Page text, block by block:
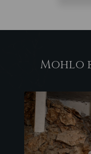
Mohlo